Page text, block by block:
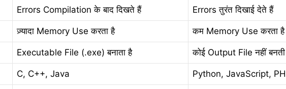
Errors Compilation के बाद दिखते हैं Errors तुरंत दिखाई देते हैं
ज़्यादा Memory Use करता है कम Memory Use करता है
Executable File (.exe) बनाता है कोई Output File नहीं बनती
C, C++, Java Python, JavaScript,